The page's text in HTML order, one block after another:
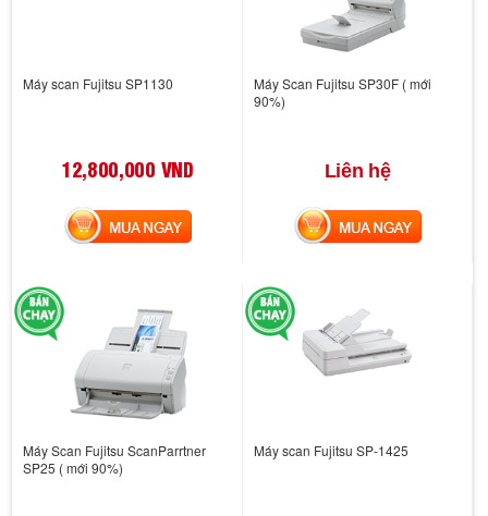
Máy scan Fujitsu SP1130
12,800,000 VND
MUA NGAY
Máy Scan Fujitsu SP30F ( mới
90%)
Liên hệ
MUA NGAY
Máy Scan Fujitsu ScanParrtner
SP25 ( mới 90%)
Máy scan Fujitsu SP-1425